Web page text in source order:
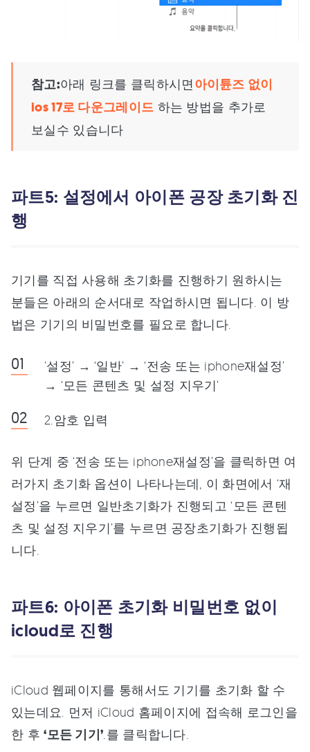
참고:아래 링크를 클릭하시면아이튠즈 없이
ios 17로 다운그레이드 하는 방법을 추가로
보실수 있습니다
파트5: 설정에서 아이폰 공장 초기화 진
행
기기를 직접 사용해 초기화를 진행하기 원하시는
분들은 아래의 순서대로 작업하시면 됩니다. 이 방
법은 기기의 비밀번호를 필요로 합니다.
'설정’ → ‘일반’ → ‘전송 또는 iphone재설정’
→ ‘모든 콘텐츠 및 설정 지우기’
2.암호 입력
위 단계 중 ‘전송 또는 iphone재설정’을 클릭하면 여
러가지 초기화 옵션이 나타나는데, 이 화면에서 ‘재
설정’을 누르면 일반초기화가 진행되고 ‘모든 콘텐
츠 및 설정 지우기’를 누르면 공장초기화가 진행됩
니다.
파트6: 아이폰 초기화 비밀번호 없이
icloud로 진행
iCloud 웹페이지를 통해서도 기기를 초기화 할 수
있는데요. 먼저 iCloud 홈페이지에 접속해 로그인을
한 후‘모든 기기’ .를 클릭합니다.